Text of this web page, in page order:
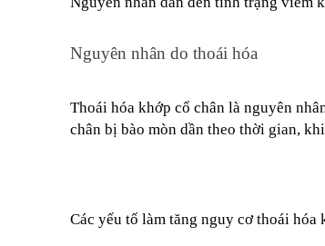
Nguyên nhân do thoái hóa
Thoái hóa khớp cổ chân là nguyên
chân bị bào mòn dần theo thời gian,
Các yếu tố làm tăng nguy cơ thoái hóa